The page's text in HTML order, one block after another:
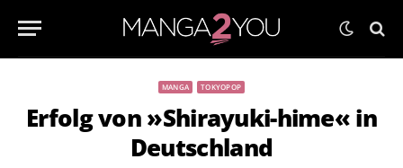
MANGA TOKYOPOP
Erfolg von »Shirayuki-hime« in
Deutschland